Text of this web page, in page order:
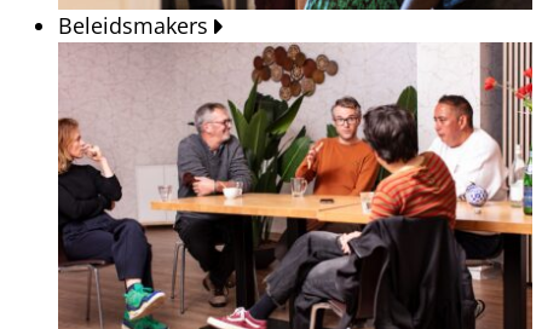
Beleidsmakers